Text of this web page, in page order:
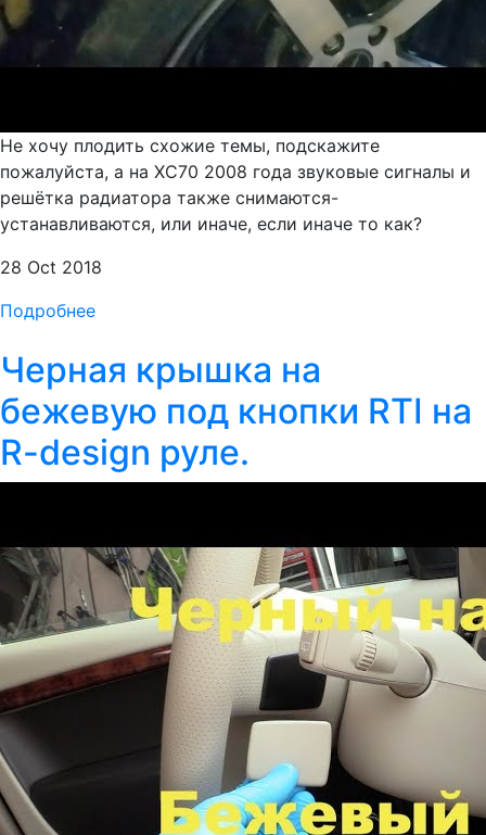
Не хочу плодить схожие темы, подскажите
пожалуйста, а на XC70 2008 года звуковые сигналы и
решётка радиатора также снимаются-
устанавливаются, или иначе, если иначе то как?
28 Oct 2018
Подробнее
Черная крышка на
бежевую под кнопки RTI на
R-design руле.